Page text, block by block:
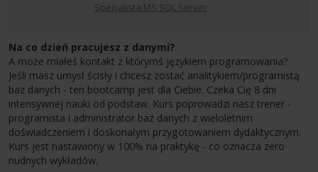
Specjalista MS SQL Server
Na co dzień pracujesz z danymi?
A może miałeś kontakt z którymś językiem programowania?
Jeśli masz umysł ścisły i chcesz zostać analitykiem/programistą
baz danych - ten bootcamp jest dla Ciebie. Czeka Cię 8 dni
intensywnej nauki od podstaw. Kurs poprowadzi nasz trener -
programista i administrator baz danych z wieloletnim
doświadczeniem i doskonałym przygotowaniem dydaktycznym.
Kurs jest nastawiony w 100% na praktykę - co oznacza zero
nudnych wykładów.